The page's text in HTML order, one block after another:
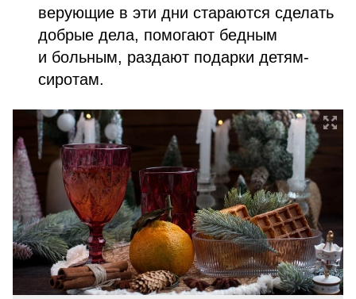
верующие в эти дни стараются сделать
добрые дела, помогают бедным
и больным, раздают подарки детям-
сиротам.